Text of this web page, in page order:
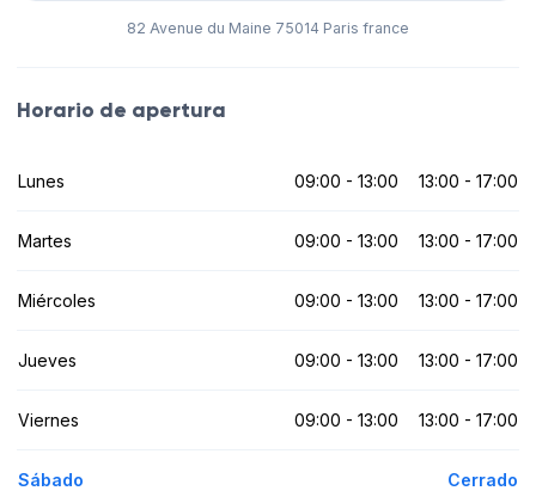
82 Avenue du Maine 75014 Paris france
Horario de apertura
Lunes 09:00 - 13:00 13:00 - 17:00
Martes 09:00 - 13:00 13:00 - 17:00
Miércoles 09:00 - 13:00 13:00 - 17:00
Jueves 09:00 - 13:00 13:00 - 17:00
Viernes 09:00 - 13:00 13:00 - 17:00
Sábado Cerrado